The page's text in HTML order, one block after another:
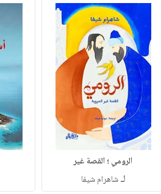
الرومي ؛ القصة غير
لـشاهرام شيفا